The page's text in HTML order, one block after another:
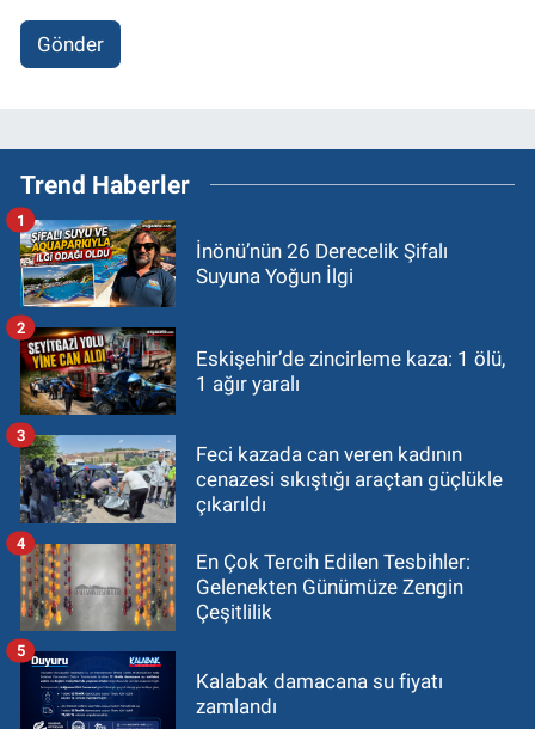
Gönder
Trend Haberler
İnönü’nün 26 Derecelik Şifalı
Suyuna Yoğun İlgi
1
Eskişehir’de zincirleme kaza: 1 ölü,
1 ağır yaralı
2
Feci kazada can veren kadının
cenazesi sıkıştığı araçtan güçlükle
çıkarıldı
3
En Çok Tercih Edilen Tesbihler:
Gelenekten Günümüze Zengin
Çeşitlilik
4
Kalabak damacana su fiyatı
zamlandı
5